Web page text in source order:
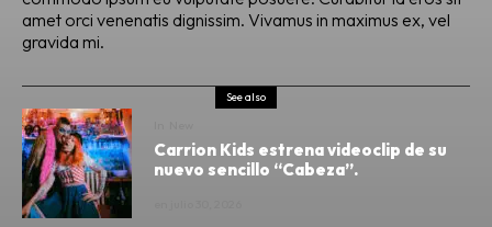
amet orci venenatis dignissim. Vivamus in maximus ex, vel
gravida mi.
See also
Carrion Kids estrena videoclip de su
nuevo sencillo “Cabeza”.